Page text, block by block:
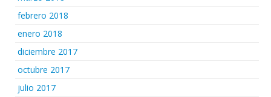
febrero 2018
enero 2018
diciembre 2017
octubre 2017
julio 2017